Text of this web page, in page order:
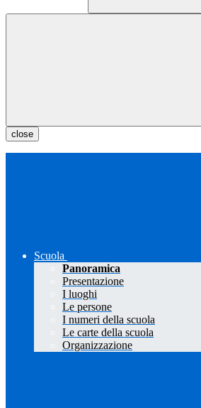
close
Scuola
Panoramica
Presentazione
I luoghi
Le persone
I numeri della scuola
Le carte della scuola
Organizzazione